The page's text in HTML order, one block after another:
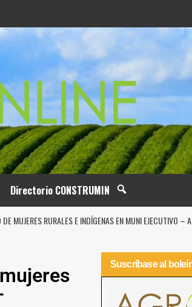
Directorio CONSTRUMIN
MUJERES RURALES E INDÍGENAS EN MUNI EJECUTIVO –
Suscríbase al